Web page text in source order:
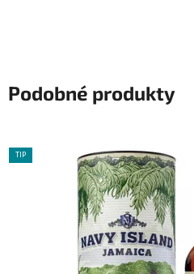
Podobné produkty
TIP